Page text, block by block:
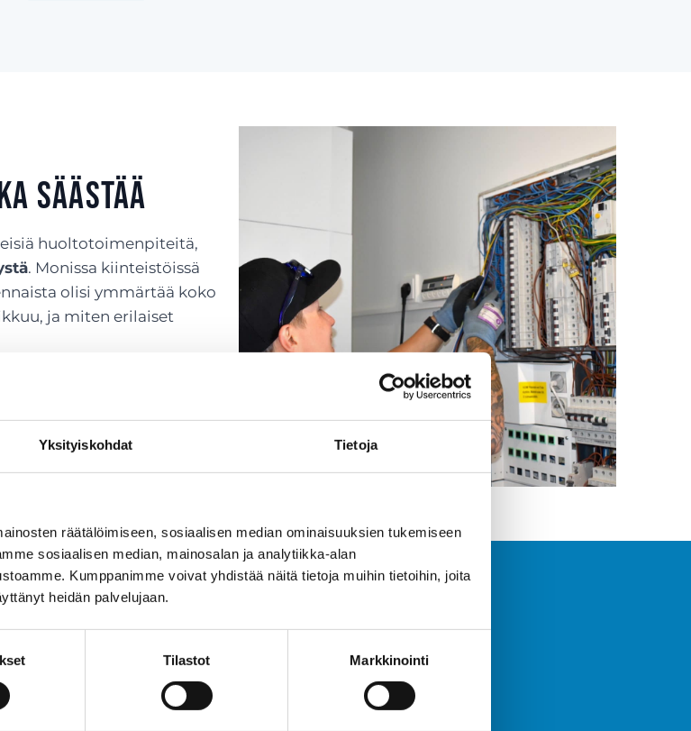
Yksityiskohdat Tietoja
räätälöimiseen, sosiaalisen median ominaisuuksien tukemiseen
sosiaalisen median, mainosalan ja analytiikka-alan
Kumppanimme voivat yhdistää näitä tietoja muihin tietoihin, joita
heidän palvelujaan.
Tilastot Markkinointi
säästää
huoltotoimenpiteitä,
. Monissa kiinteistöissä
olisi ymmärtää koko
ja miten erilaiset
vuoksi,
varmistu, että kiinteistösi
ja säästöt alkavat kertyä heti!